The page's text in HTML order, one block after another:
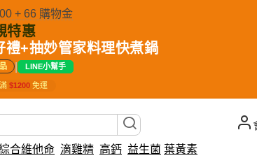
+ 66 購物金
特惠
+抽妙管家料理快煮鍋
| LINE小幫手
$1200 免運
合維他命 滴雞精 高鈣 益生菌 葉黃素